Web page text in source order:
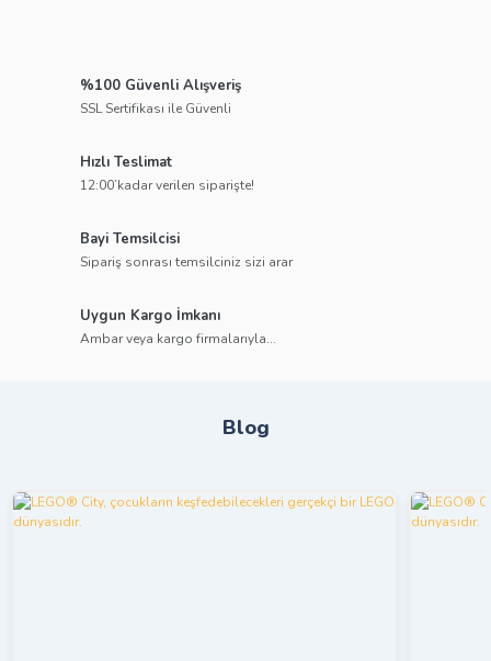
%100 Güvenli Alışveriş
SSL Sertifikası ile Güvenli
Hızlı Teslimat
12:00’kadar verilen siparişte!
Bayi Temsilcisi
Sipariş sonrası temsilciniz sizi arar
Uygun Kargo İmkanı
Ambar veya kargo firmalarıyla...
Blog